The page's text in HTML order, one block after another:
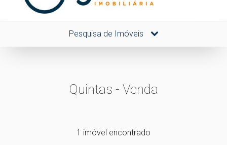
Pesquisa de Imóveis
Quintas - Venda
1 imóvel encontrado